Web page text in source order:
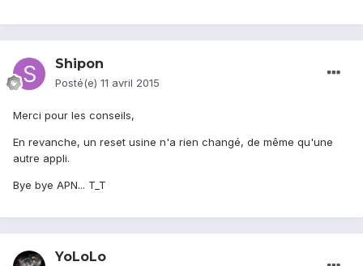
Shipon
Posté(e) 11 avril 2015
Merci pour les conseils,
En revanche, un reset usine n'a rien changé, de même qu'une
autre appli.
Bye bye APN... T_T
YoLoLo